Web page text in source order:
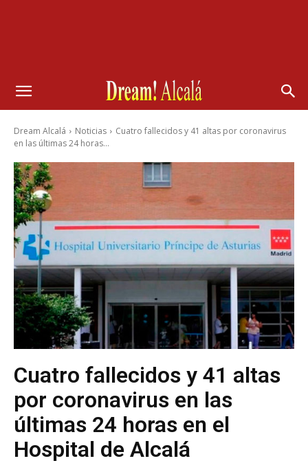
Dream Alcalá Noticias
Cuatro fallecidos y 41 altas por coronavirus
en las últimas 24 horas...
Cuatro fallecidos y 41 altas
por coronavirus en las
últimas 24 horas en el
Hospital de Alcalá